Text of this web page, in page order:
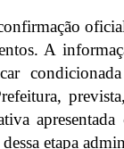
A
etapa